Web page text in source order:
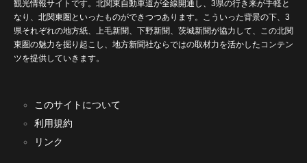
観光情報サイトです。北関東自動車道が全線開通し、3県の行き来が手軽と
なり、北関東圏といったものができつつあります。こういった背景の下、3
県それぞれの地方紙、上毛新聞、下野新聞、茨城新聞が協力して、この北関
東圏の魅力を掘り起こし、地方新聞社ならではの取材力を活かしたコンテン
ツを提供していきます。
このサイトについて
利用規約
リンク